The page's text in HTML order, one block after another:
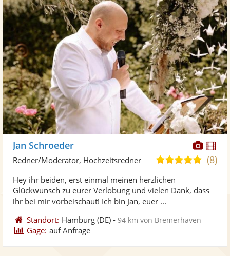
Jan Schroeder
5,0(8)
Redner/Moderator, Hochzeitsredner
Hey ihr beiden, erst einmal meinen herzlichen
Glückwunsch zu eurer Verlobung und vielen Dank, dass
ihr bei mir vorbeischaut! Ich bin Jan, euer ...
Standort: Hamburg (DE) -94 km von Bremerhaven
Gage: auf Anfrage